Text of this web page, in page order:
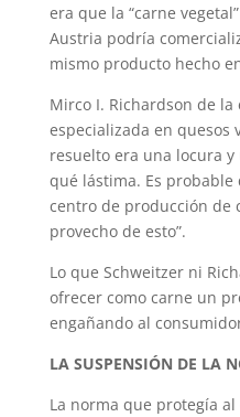
era que la “carne
Austria podría
mismo producto hecho
Mirco I. Richardson de la
especializada en quesos
resuelto era una locura y
qué lástima. Es probable
centro de producción de
provecho de esto”.
Lo que Schweitzer ni
ofrecer como carne un
engañando al
LA SUSPENSIÓN DE LA
La norma que protegía